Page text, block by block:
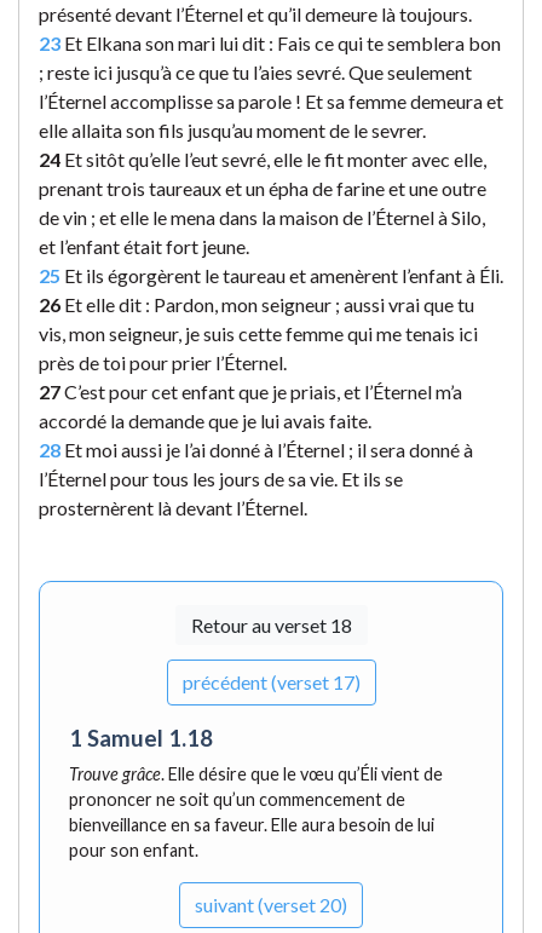
présenté devant l’Éternel et qu’il demeure là toujours.
23 Et Elkana son mari lui dit : Fais ce qui te semblera bon
; reste ici jusqu’à ce que tu l’aies sevré. Que seulement
l’Éternel accomplisse sa parole ! Et sa femme demeura et
elle allaita son fils jusqu’au moment de le sevrer.
24 Et sitôt qu’elle l’eut sevré, elle le fit monter avec elle,
prenant trois taureaux et un épha de farine et une outre
de vin ; et elle le mena dans la maison de l’Éternel à Silo,
et l’enfant était fort jeune.
25 Et ils égorgèrent le taureau et amenèrent l’enfant à Éli.
26 Et elle dit : Pardon, mon seigneur ; aussi vrai que tu
vis, mon seigneur, je suis cette femme qui me tenais ici
près de toi pour prier l’Éternel.
27C’est pour cet enfant que je priais, et l’Éternel m’a
accordé la demande que je lui avais faite.
28 Et moi aussi je l’ai donné à l’Éternel ; il sera donné à
l’Éternel pour tous les jours de sa vie. Et ils se
prosternèrent là devant l’Éternel.
Retour au verset 18
précédent (verset 17)
1 Samuel 1.18
Trouve grâce. Elle désire que le vœu qu’Éli vient de
prononcer ne soit qu’un commencement de
bienveillance en sa faveur. Elle aura besoin de lui
pour son enfant.
suivant (verset 20)